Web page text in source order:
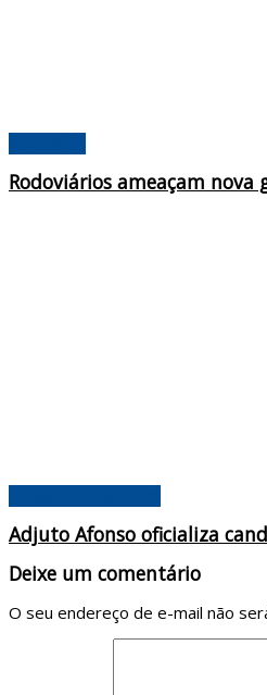
Rodoviários ameaçam nova
Adjuto Afonso oficializa
Deixe um comentário
O seu endereço de e-mail não